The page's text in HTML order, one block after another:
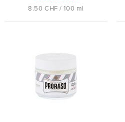
8.50 CHF / 100 ml